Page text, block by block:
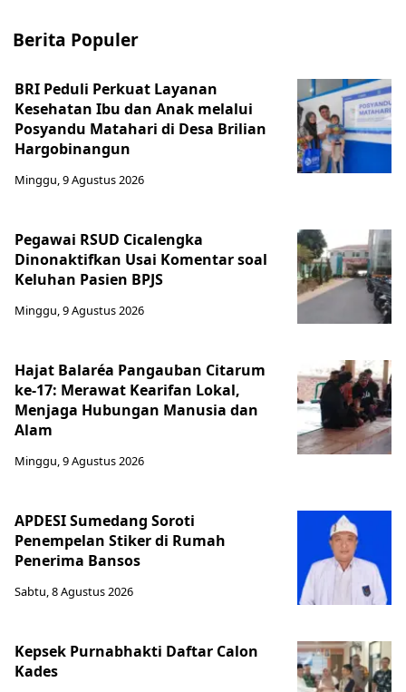
Berita Populer
BRI Peduli Perkuat Layanan
Kesehatan Ibu dan Anak melalui
Posyandu Matahari di Desa Brilian
Hargobinangun
Minggu, 9 Agustus 2026
Pegawai RSUD Cicalengka
Dinonaktifkan Usai Komentar soal
Keluhan Pasien BPJS
Minggu, 9 Agustus 2026
Hajat Balaréa Pangauban Citarum
ke-17: Merawat Kearifan Lokal,
Menjaga Hubungan Manusia dan
Alam
Minggu, 9 Agustus 2026
APDESI Sumedang Soroti
Penempelan Stiker di Rumah
Penerima Bansos
Sabtu, 8 Agustus 2026
Kepsek Purnabhakti Daftar Calon
Kades